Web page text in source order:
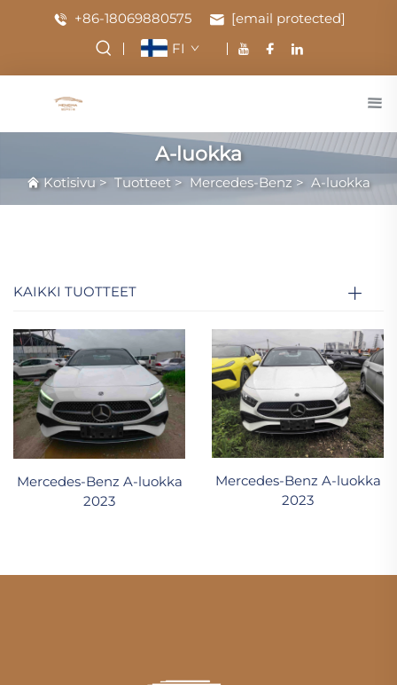
+86-18069880575
[email protected]
FI
A-luokka
Kotisivu>Tuotteet > Mercedes-Benz > A-luokka
KAIKKI TUOTTEET
Mercedes-Benz A-luokka
2023
Mercedes-Benz A-luokka
2023